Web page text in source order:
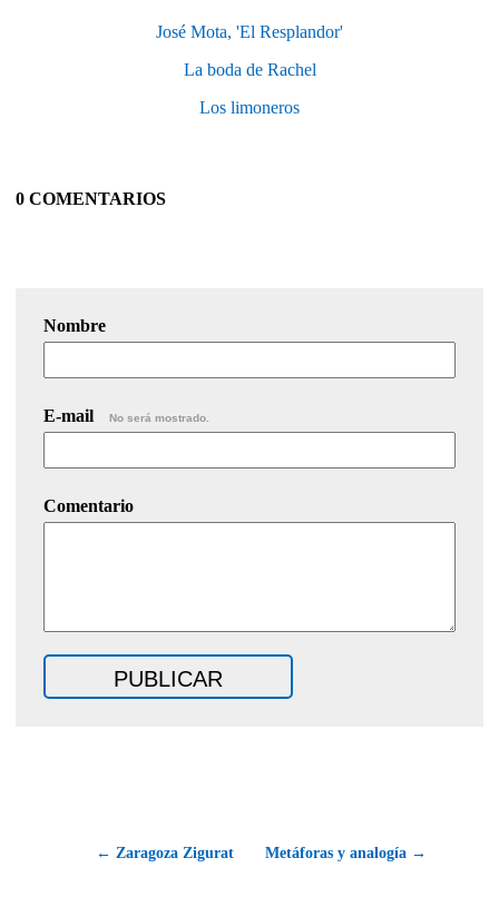
José Mota, 'El Resplandor'
La boda de Rachel
Los limoneros
0 COMENTARIOS
Nombre
E-mail No será mostrado.
Comentario
← Zaragoza Zigurat Metáforas y analogía →